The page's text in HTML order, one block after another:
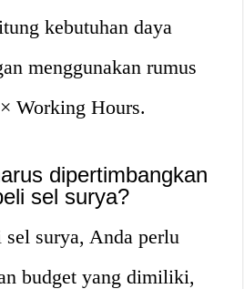
kebutuhan daya
menggunakan rumus
Working Hours.
dipertimbangkan
sel surya?
sel surya, Anda perlu
budget yang dimiliki,